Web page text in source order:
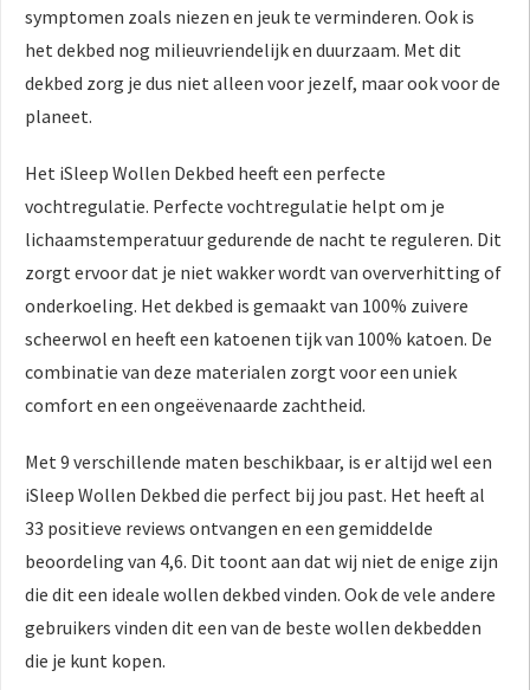
symptomen zoals niezen en jeuk te verminderen. Ook is
het dekbed nog milieuvriendelijk en duurzaam. Met dit
dekbed zorg je dus niet alleen voor jezelf, maar ook voor de
planeet.
Het iSleep Wollen Dekbed heeft een perfecte
vochtregulatie. Perfecte vochtregulatie helpt om je
lichaamstemperatuur gedurende de nacht te reguleren. Dit
zorgt ervoor dat je niet wakker wordt van oververhitting of
onderkoeling. Het dekbed is gemaakt van 100% zuivere
scheerwol en heeft een katoenen tijk van 100% katoen. De
combinatie van deze materialen zorgt voor een uniek
comfort en een ongeëvenaarde zachtheid.
Met 9 verschillende maten beschikbaar, is er altijd wel een
iSleep Wollen Dekbed die perfect bij jou past. Het heeft al
33 positieve reviews ontvangen en een gemiddelde
beoordeling van 4,6. Dit toont aan dat wij niet de enige zijn
die dit een ideale wollen dekbed vinden. Ook de vele andere
gebruikers vinden dit een van de beste wollen dekbedden
die je kunt kopen.